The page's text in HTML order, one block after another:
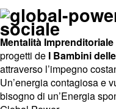
Mentalità Imprenditoriale
progetti de I Bambini
attraverso l’impegno
Un’energia contagiosa e
bisogno di un’Energia